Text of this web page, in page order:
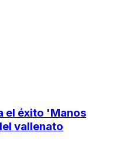
el éxito 'Manos
vallenato